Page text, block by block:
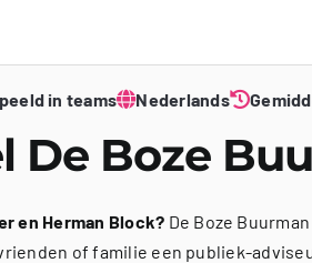
in teams Nederlands
De Boze
en Herman Block? De Boze
vrienden of familie een publiek-